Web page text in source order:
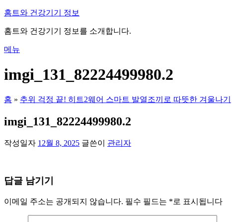
내
으
바
가
홈트와 건강기기 정보
홈트와 건강기기 정보를 소개합니다.
메뉴
imgi_131_82224499980.2
홈 » 추위 걱정 끝! 히트2웨어 스마트 발열조끼로 따뜻한 겨울나기
imgi_131_82224499980.2
작성일자 12월 8, 2025 글쓴이 관리자
답글 남기기
이메일 주소는 공개되지 않습니다. 필수 필드는 *로 표시됩니다